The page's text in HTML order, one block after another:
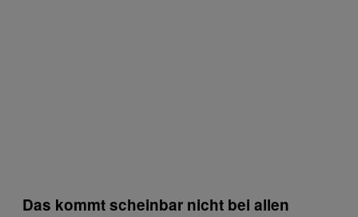
Das kommt scheinbar nicht bei allen